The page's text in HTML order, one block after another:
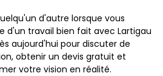
d'autre lorsque vous
d'un travail bien fait avec Lartigau
aujourd'hui pour discuter de
obtenir un devis gratuit et
votre vision en réalité.